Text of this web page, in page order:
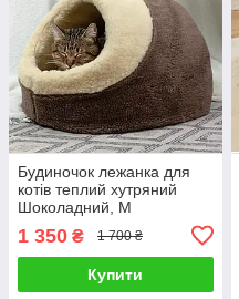
Будиночок лежанка для
котів теплий хутряний
Шоколадний, M
1 350 ₴ 1 700 ₴
Купити